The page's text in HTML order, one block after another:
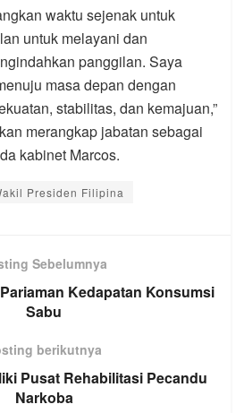
waktu sejenak untuk
untuk melayani dan
panggilan. Saya
masa depan dengan
stabilitas, dan kemajuan,”
merangkap jabatan sebagai
kabinet Marcos.
Presiden Filipina
Sebelumnya
Kedapatan Konsumsi
Sabu
berikutnya
Pusat Rehabilitasi Pecandu
Narkoba